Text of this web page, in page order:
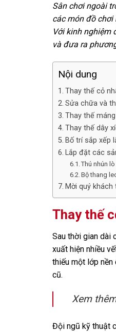
Sân chơi ngoài
các món đồ chơi
Với kinh nghiệm
và đưa ra
Nội dung
Thay thế cỏ
Sửa chữa và
Thay thế
Thay thế dây
Bố trí sắp xếp
Lắp đặt các
Thú nhún
Bộ thang
Mời quý
Thay thế
Sau thời gian dài
xuất hiện nhiều
thiếu một lớp nền
cũ.
Xem
Đội ngũ kỹ thuật